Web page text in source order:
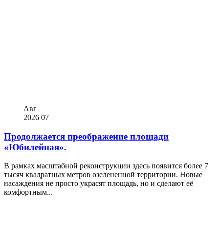
Авг
2026 07
Продолжается преображение площади
«Юбилейная».
В рамках масштабной реконструкции здесь появится более 7
тысяч квадратных метров озелененной территории. Новые
насаждения не просто украсят площадь, но и сделают её
комфортным...